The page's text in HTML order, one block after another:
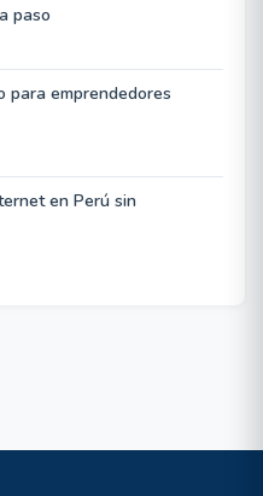
paso
para emprendedores
en Perú sin